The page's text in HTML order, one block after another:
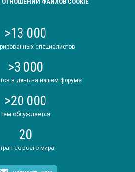
ФАЙЛОВ COOKIE
>13 000
специалистов
>3 000
в день на нашем форуме
>20 000
тем обсуждается
20
со всего мира